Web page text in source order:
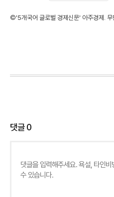
©'5개국어 글로벌 경제신문' 아주경제. 무
댓글0